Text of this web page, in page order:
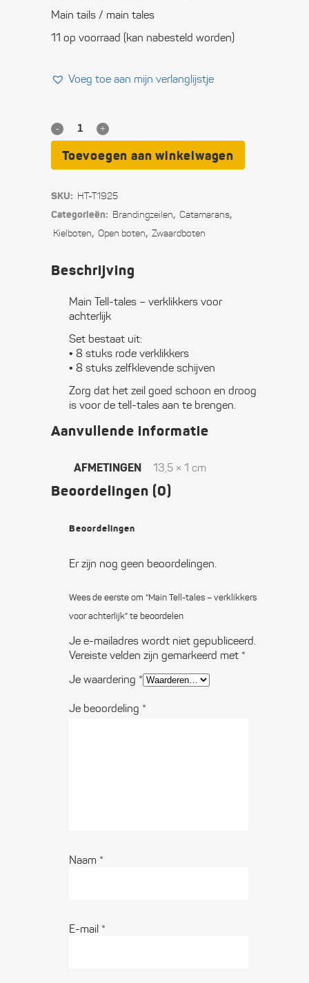
Main tails / main tales
11 op voorraad (kan nabesteld worden)
Voeg toe aan mijn verlanglijstje
Main
Tell-
-
verklikkers
quantity
Toevoegen aan winkelwagen
SKU: HT-T1925
Categorieën: Branding­­­zeilen, Catamarans,
Kielboten, Open boten, Zwaard­boten
Beschrijving
Main Tell-tales – verklikkers voor
achterlijk
Set bestaat uit:
• 8 stuks rode verklikkers
• 8 stuks zelfklevende schijven
Zorg dat het zeil goed schoon en droog
is voor de tell-tales aan te brengen.
Aanvullende informatie
AFMETINGEN 13,5 × 1 cm
Beoordelingen (0)
Beoordelingen
Er zijn nog geen beoordelingen.
Wees de eerste om “Main Tell-tales – verklikkers
voor achterlijk” te beoordelen
Je e-mailadres wordt niet gepubliceerd.
Vereiste velden zijn gemarkeerd met *
Je waardering *
Je beoordeling *
Naam *
E-mail *